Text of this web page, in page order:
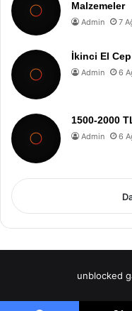
Malzemeler
Admin 7
İkinci El Cep
Admin 6
1500-2000
Admin 6
unblocked